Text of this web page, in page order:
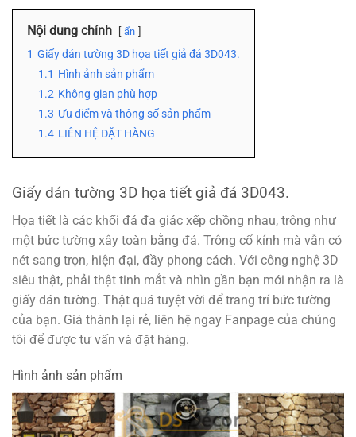
Nội dung chính ẩn
1 Giấy dán tường 3D họa tiết giả đá 3D043.
1.1 Hình ảnh sản phẩm
1.2 Không gian phù hợp
1.3 Ưu điểm và thông số sản phẩm
1.4 LIÊN HỆ ĐẶT HÀNG
Giấy dán tường 3D họa tiết giả đá 3D043.
Họa tiết là các khối đá đa giác xếp chồng nhau, trông như
một bức tường xây toàn bằng đá. Trông cổ kính mà vẫn có
nét sang trọn, hiện đại, đầy phong cách. Với công nghệ 3D
siêu thật, phải thật tinh mắt và nhìn gần bạn mới nhận ra là
giấy dán tường. Thật quá tuyệt vời để trang trí bức tường
của bạn. Giá thành lại rẻ, liên hệ ngay Fanpage của chúng
tôi để được tư vấn và đặt hàng.
Hình ảnh sản phẩm